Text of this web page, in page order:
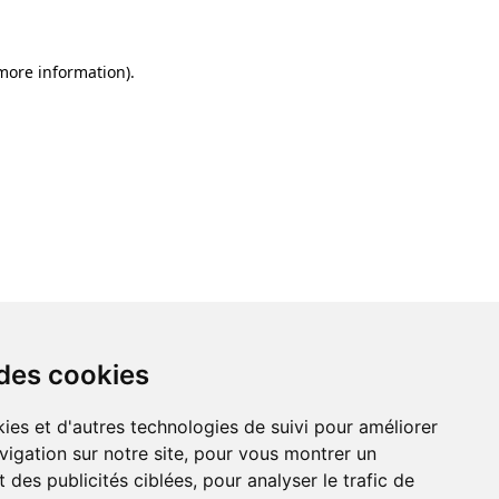
cookies
et d'autres technologies de suivi pour améliorer
sur notre site, pour vous montrer un
des publicités ciblées, pour analyser le trafic de
information).